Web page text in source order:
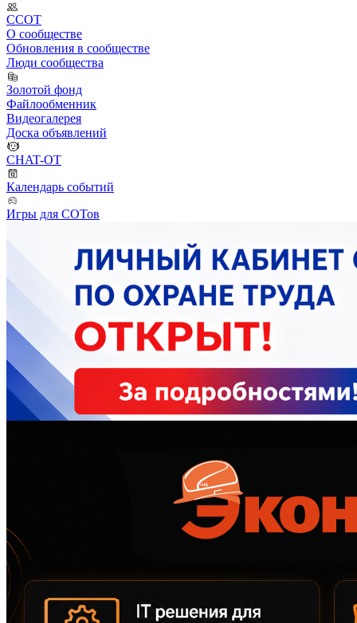
ССОТ
О сообществе
Обновления в сообществе
Люди сообщества
Золотой фонд
Файлообменник
Видеогалерея
Доска объявлений
CHAT-OT
Календарь событий
Игры для СОТов